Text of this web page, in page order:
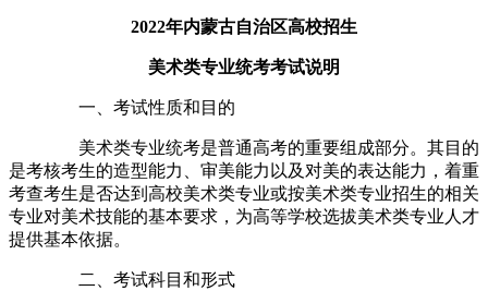
2022年内蒙古自治区高校招生
美术类专业统考考试说明
一、考试性质和目的
美术类专业统考是普通高考的重要组成部分。其目的
是考核考生的造型能力、审美能力以及对美的表达能力，着重
考查考生是否达到高校美术类专业或按美术类专业招生的相关
专业对美术技能的基本要求，为高等学校选拔美术类专业人才
提供基本依据。
二、考试科目和形式